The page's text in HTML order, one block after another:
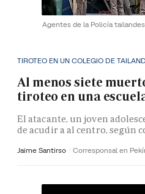
Agentes de la Policía
TIROTEO EN UN COLEGIO DE
Al menos siete
tiroteo en una
El atacante, un joven
de acudir a al centro, según
Jaime Santirso Corresponsal en